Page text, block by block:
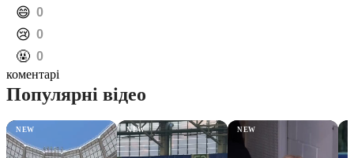
️😄 0
️😢 0
️🤬 0
коментарі